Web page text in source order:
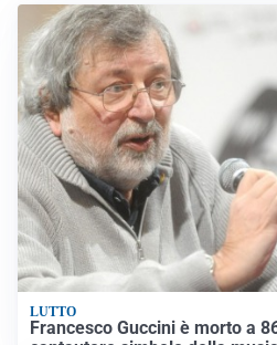
LUTTO
Francesco Guccini è morto a